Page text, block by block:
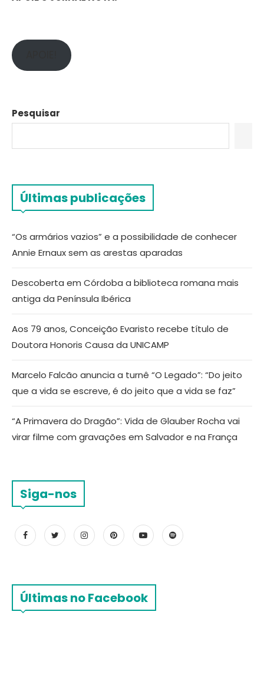
Pesquisar
Últimas publicações
“Os armários vazios” e a possibilidade de conhecer
Annie Ernaux sem as arestas aparadas
Descoberta em Córdoba a biblioteca romana mais
antiga da Península Ibérica
Aos 79 anos, Conceição Evaristo recebe título de
Doutora Honoris Causa da UNICAMP
Marcelo Falcão anuncia a turnê “O Legado”: “Do jeito
que a vida se escreve, é do jeito que a vida se faz”
“A Primavera do Dragão”: Vida de Glauber Rocha vai
virar filme com gravações em Salvador e na França
Siga-nos
Últimas no Facebook